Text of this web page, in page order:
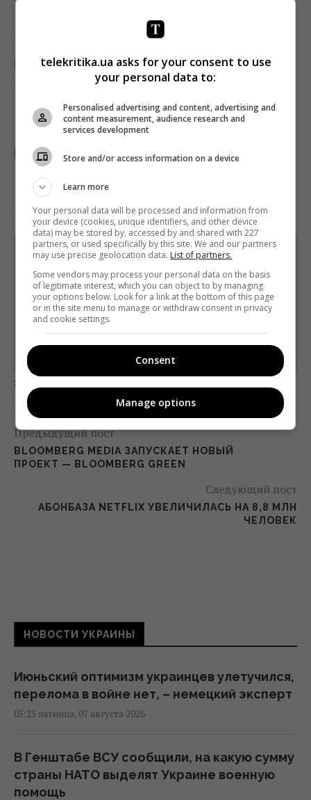
Поделиться: Facebook Twitter 0
TELEKRITIKA
Щотижневий лист з найцікавішим.
Пишемо з любов'ю
!
Підпишіться ще раз, якщо не отримуєте від нас листи
Предоставлено SendPulse
загрузка...
Предыдущий пост
BLOOMBERG MEDIA ЗАПУСКАЕТ НОВЫЙ
ПРОЕКТ — BLOOMBERG GREEN
Следующий пост
AБОНБАЗА NETFLIX УВЕЛИЧИЛАСЬ НА 8,8 МЛН
ЧЕЛОВЕК
НОВОСТИ УКРАИНЫ
Июньский оптимизм украинцев улетучился,
перелома в войне нет, – немецкий эксперт
05:25 пятница, 07 августа 2026
В Генштабе ВСУ сообщили, на какую сумму
страны НАТО выделят Украине военную
помощь
telekritika.ua asks for your consent to use
your personal data to:
Personalised advertising and content, advertising and
content measurement, audience research and
services development
Store and/or access information on a device
Learn more
Your personal data will be processed and information from
your device (cookies, unique identifiers, and other device
data) may be stored by, accessed by and shared with 227
partners, or used specifically by this site. We and our partners
may use precise geolocation data. List of partners.
Some vendors may process your personal data on the basis
of legitimate interest, which you can object to by managing
your options below. Look for a link at the bottom of this page
or in the site menu to manage or withdraw consent in privacy
and cookie settings.
Consent
Manage options